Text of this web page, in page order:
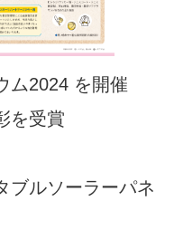
ム2024 を開催
を受賞
ブルソーラーパネ